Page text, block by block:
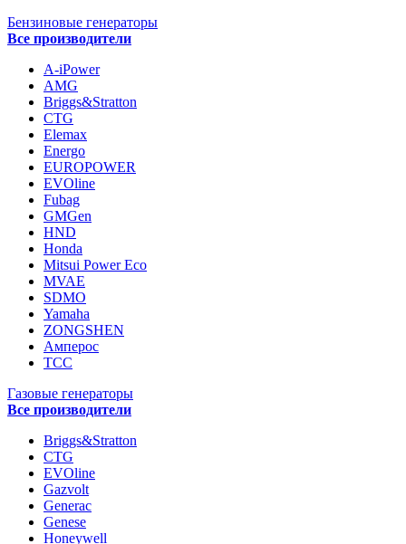
Бензиновые генераторы
Все производители
A-iPower
AMG
Briggs&Stratton
CTG
Elemax
Energo
EUROPOWER
EVOline
Fubag
GMGen
HND
Honda
Mitsui Power Eco
MVAE
SDMO
Yamaha
ZONGSHEN
Амперос
ТСС
Газовые генераторы
Все производители
Briggs&Stratton
CTG
EVOline
Gazvolt
Generac
Genese
Honeywell